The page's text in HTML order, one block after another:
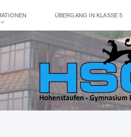
ÜBERGANG IN KLASSE 5